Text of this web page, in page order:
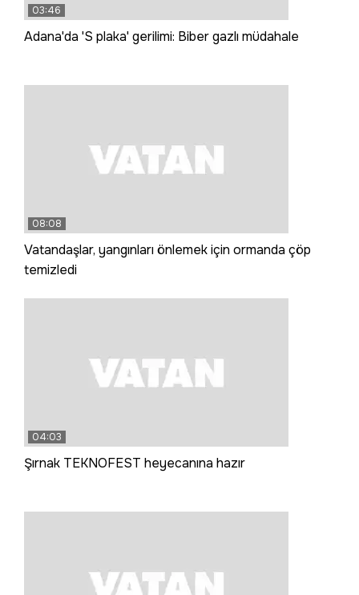
03:46
Adana'da 'S plaka' gerilimi: Biber gazlı müdahale
08:08
Vatandaşlar, yangınları önlemek için ormanda çöp
temizledi
04:03
Şırnak TEKNOFEST heyecanına hazır